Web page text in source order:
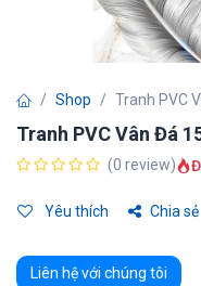
Shop Tranh PVC
Tranh PVC Vân Đá
(0 review)
Yêu thích Chia sẻ
Liên hệ với chúng tôi